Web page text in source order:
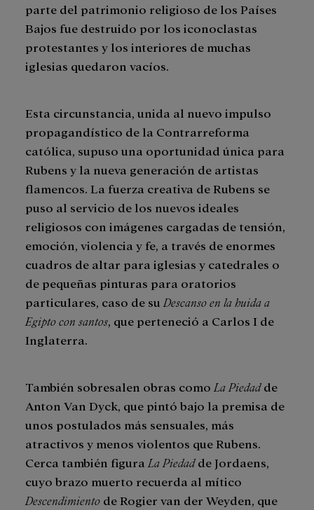
parte del patrimonio religioso de los Países
Bajos fue destruido por los iconoclastas
protestantes y los interiores de muchas
iglesias quedaron vacíos.
Esta circunstancia, unida al nuevo impulso
propagandístico de la Contrarreforma
católica, supuso una oportunidad única para
Rubens y la nueva generación de artistas
flamencos. La fuerza creativa de Rubens se
puso al servicio de los nuevos ideales
religiosos con imágenes cargadas de tensión,
emoción, violencia y fe, a través de enormes
cuadros de altar para iglesias y catedrales o
de pequeñas pinturas para oratorios
particulares, caso de su Descanso en la huida a
Egipto con santos , que perteneció a Carlos I de
Inglaterra.
También sobresalen obras como La Piedadde
Anton Van Dyck, que pintó bajo la premisa de
unos postulados más sensuales, más
atractivos y menos violentos que Rubens.
Cerca también figura La Piedadde Jordaens,
cuyo brazo muerto recuerda al mítico
Descendimiento de Rogier van der Weyden, que